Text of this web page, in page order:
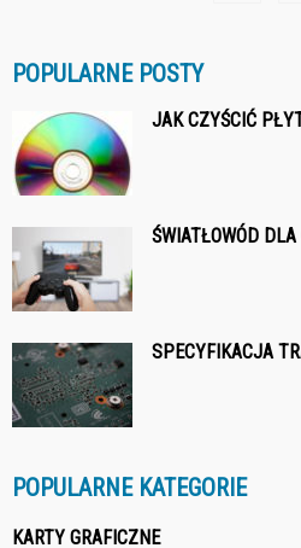
POPULARNE POSTY
JAK CZYŚCIĆ
ŚWIATŁOWÓD DLA
SPECYFIKACJA
POPULARNE KATEGORIE
KARTY GRAFICZNE